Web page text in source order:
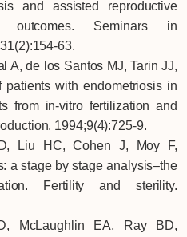
and assisted reproductive
outcomes. Seminars in
63.
A, de los Santos MJ, Tarin JJ,
with endometriosis in
from in-vitro fertilization and
1994;9(4):725-9.
Liu HC, Cohen J, Moy F,
a stage by stage analysis–the
Fertility and sterility.
McLaughlin EA, Ray BD,